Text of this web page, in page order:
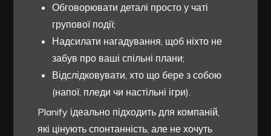
Обговорювати деталі просто у чаті
групової події;
Надсилати нагадування, щоб ніхто не
забув про ваші спільні плани;
Відслідковувати, хто що бере з собою
(напої, пледи чи настільні ігри).
Planify ідеально підходить для компаній,
які цінують спонтанність, але не хочуть